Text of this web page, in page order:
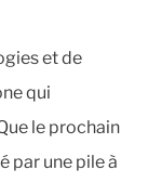
et de
qui
le prochain
par une pile à